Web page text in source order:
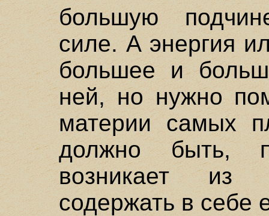
большую
силе. А энергия
большее и
ней, но нужно
материи самых
должно быть,
возникает из
содержать в себе